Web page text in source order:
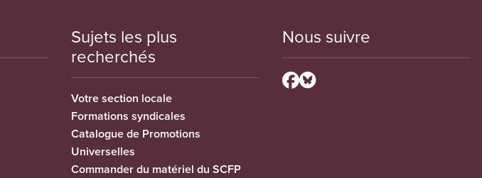
Sujets les plus
recherchés
Votre section locale
Formations syndicales
Catalogue de Promotions
Universelles
Commander du matériel du SCFP
Nous suivre